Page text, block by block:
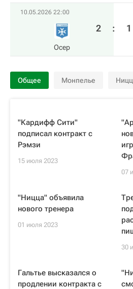
10.05.2026 22:00
Осер
2 : 1
Общее Монпелье
"Кардифф Сити"
подписал контракт с
Рэмзи
15 июля 2023
07
"Ницца" объявила
нового тренера
01 июля 2023
30
Гальтье высказался о
продлении контракта с